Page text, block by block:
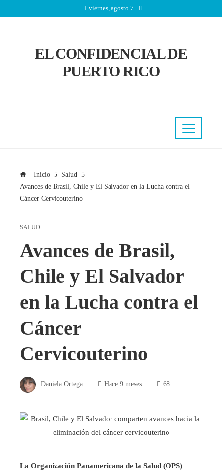
viernes, agosto 7
EL CONFIDENCIAL DE
PUERTO RICO
Inicio
Salud
Avances de Brasil, Chile y El Salvador en la Lucha contra el
Cáncer Cervicouterino
SALUD
Avances de Brasil,
Chile y El Salvador
en la Lucha contra el
Cáncer
Cervicouterino
Daniela Ortega Hace 9 meses 68
La Organización Panamericana de la Salud (OPS)